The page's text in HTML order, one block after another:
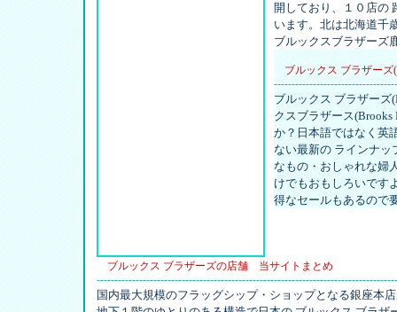
開しており、１０店の
います。北は北海道千
ブルックスブラザーズ
ブルックス ブラザーズ
ブルックス ブラザーズ
クスブラザース
か？日本語ではなく英
ない最新の ラインナッ
なもの・おしゃれな婦
けでもおもしろいです
得なセールもあるので
ブルックス ブラザーズの店舗 当サイトまとめ
国内最大規模のフラッグシップ・ショップとなる銀座本